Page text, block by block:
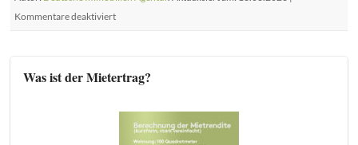
Kommentare deaktiviertfür
Was ist der Mietertrag?